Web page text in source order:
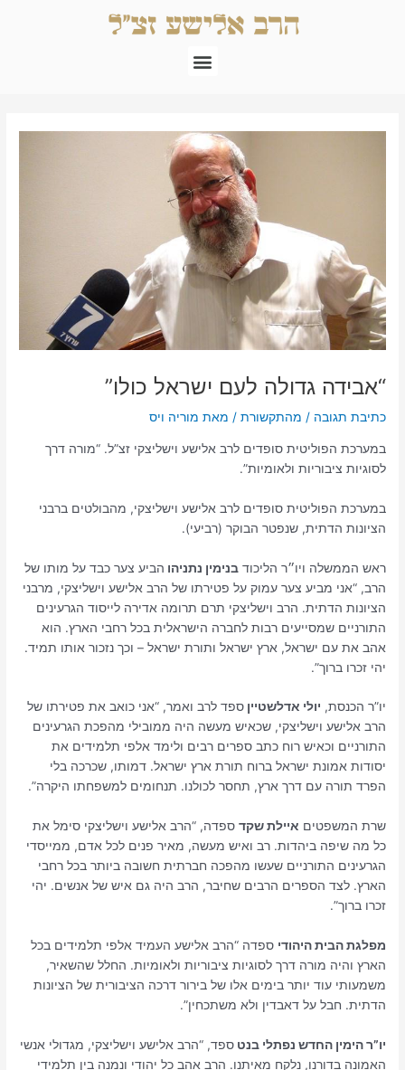
תפריט
“אבידה גדולה לעם ישראל כולו”
כתיבת תגובה / מהתקשורת / מאת
במערכת הפוליטית סופדים לרב אלישע וישליצקי זצ”ל. “מורה דרך
לסוגיות ציבוריות ולאומיות”.
במערכת הפוליטית סופדים לרב אלישע וישליצקי, מהבולטים ברבני
הציונות הדתית, שנפטר הבוקר (רביעי).
ראש הממשלה ויו״ר הליכודבנימין נתניהו הביע צער כבד על מותו של
הרב, “‫אני מביע צער עמוק על פטירתו של הרב אלישע וישליצקי, מרבני
הציונות הדתית. הרב וישליצקי תרם תרומה אדירה לייסוד הגרעינים
התורניים שמסייעים רבות לחברה הישראלית בכל רחבי הארץ. הוא
אהב את עם ישראל, ארץ ישראל ותורת ישראל – וכך נזכור אותו תמיד.
יהי זכרו ברוך‬”.
יו”ר הכנסת, יולי אדלשטייןספד לרב ואמר, “אני כואב את פטירתו של
הרב אלישע וישליצקי, שכאיש מעשה היה ממובילי מהפכת הגרעינים
התורניים וכאיש רוח כתב ספרים רבים ולימד אלפי תלמידים את
יסודות אמונת ישראל ברוח תורת ארץ ישראל. דמותו, שכרכה בלי
הפרד תורה עם דרך ארץ, תחסר לכולנו. תנחומים למשפחתו היקרה”.
שרת המשפטים איילת שקד ספדה, “הרב אלישע וישליצקי סימל את
כל מה שיפה ביהדות. רב ואיש מעשה, מאיר פנים לכל אדם, ממייסדי
הגרעינים התורניים שעשו מהפכה חברתית חשובה ביותר בכל רחבי
הארץ. לצד הספרים הרבים שחיבר, הרב היה גם איש של אנשים. יהי
זכרו ברוך”.
מפלגת הבית היהודי ספדה “הרב אלישע העמיד אלפי תלמידים בכל
הארץ והיה מורה דרך לסוגיות ציבוריות ולאומיות. החלל שהשאיר,
משמעותי עוד יותר בימים אלו של בירור דרכה הציבורית של הציונות
הדתית. חבל על דאבדין ולא משתכחין”.
יו”ר הימין החדש נפתלי בנטספד, “הרב אלישע וישליצקי, מגדולי אנשי
האמונה בדורנו, נלקח מאיתנו. הרב אהב כל יהודי ונמנה בין תלמידי